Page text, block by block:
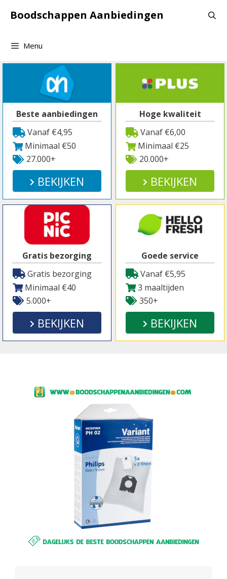
naarBoodschappen Aanbiedingen
Menu
Beste aanbiedingen
Vanaf €4,95
Minimaal €50
27.000+
BEKIJKEN
Hoge kwaliteit
Vanaf €6,00
Minimaal €25
20.000+
BEKIJKEN
Gratis bezorging
Gratis bezorging
Minimaal €40
5.000+
BEKIJKEN
Goede service
Vanaf €5,95
3 maaltijden
350+
BEKIJKEN